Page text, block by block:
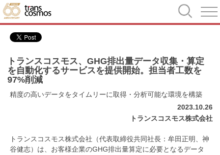
トランスコスモス、GHG排出量データ収集・算定
を自動化するサービスを提供開始。担当者工数を
97%削減
精度の高いデータをタイムリーに取得・分析可能な環境を構築
2023.10.26
トランスコスモス株式会社
トランスコスモス株式会社（代表取締役共同社長：牟田正明、神
谷健志）は、お客様企業のGHG排出量算定に必要となるデータ